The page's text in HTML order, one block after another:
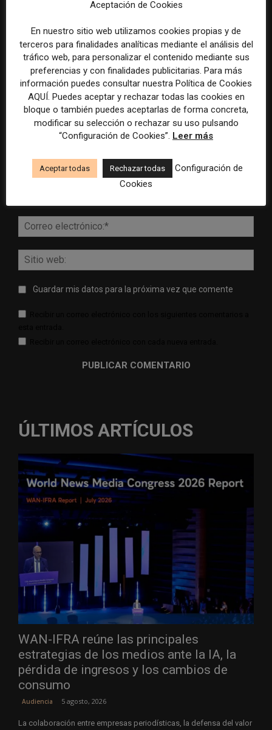
DEJA UNA RESPUESTA
Comentario:
Guardar mis datos para la próxima vez que comente
ÚLTIMOS ARTÍCULOS
WAN-IFRA reúne las principales
estrategias de los medios ante la IA, la
pérdida de ingresos y los cambios de
consumo
Audiencia 5 agosto, 2026
La colaboración entre empresas periodísticas, la defensa del valor
Aceptación de Cookies
En nuestro sitio web utilizamos cookies propias y de
terceros para finalidades analíticas mediante el análisis del
tráfico web, para personalizar el contenido mediante sus
preferencias y con finalidades publicitarias. Para más
información puedes consultar nuestra Política de Cookies
AQUÍ. Puedes aceptar y rechazar todas las cookies en
bloque o también puedes aceptarlas de forma concreta,
modificar su selección o rechazar su uso pulsando
“Configuración de Cookies”. Leer más
Aceptar todas Rechazar todas
Configuración de
Cookies